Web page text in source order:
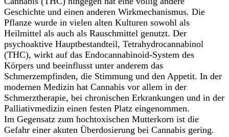
Geschichte und einen anderen Wirkmechanismus. Die
Pflanze wurde in vielen alten Kulturen sowohl als
Heilmittel als auch als Rauschmittel genutzt. Der
psychoaktive Hauptbestandteil, Tetrahydrocannabinol
(THC), wirkt auf das Endocannabinoid-System des
Körpers und beeinflusst unter anderem das
Schmerzempfinden, die Stimmung und den Appetit. In der
modernen Medizin hat Cannabis vor allem in der
Schmerztherapie, bei chronischen Erkrankungen und in der
Palliativmedizin einen festen Platz eingenommen.
Im Gegensatz zum hochtoxischen Mutterkorn ist die
Gefahr einer akuten Überdosierung bei Cannabis gering.